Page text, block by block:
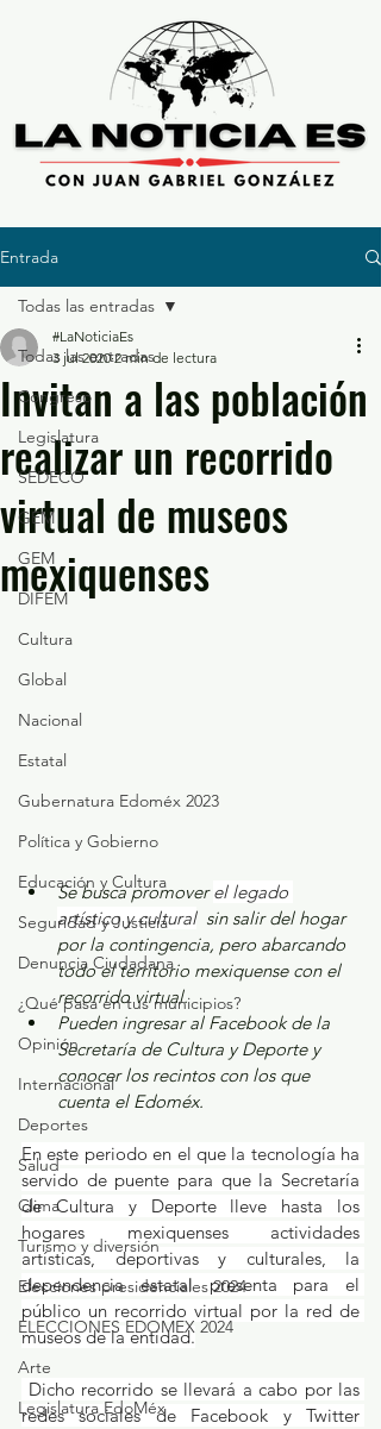
Entrada
Todas las entradas
Congreso
Legislatura
SEDECO
GEM
GEM
DIFEM
Cultura
Global
Nacional
Estatal
Gubernatura Edoméx 2023
Política y Gobierno
Educación y Cultura
Seguridad y Justicia
Denuncia Ciudadana
¿Qué pasa en tus municipios?
Opinión
Internacional
Deportes
Salud
Clima
Turismo y diversión
Elecciones presidenciales 2024
ELECCIONES EDOMEX 2024
Arte
Legislatura EdoMéx
Todas las entradas
Invitan a las población
realizar un recorrido
virtual de museos
mexiquenses
#LaNoticiaEs
3 jul 2020 2 min de lectura
Se busca promover el legado
artístico y cultural
  sin salir del hogar
por la contingencia, pero abarcando
todo el territorio mexiquense con el
recorrido virtual.
Pueden ingresar al Facebook de la
Secretaría de Cultura y Deporte y
conocer los recintos con los que
cuenta el Edoméx.
En este periodo en el que la tecnología ha
servido de puente para que la Secretaría
de Cultura y Deporte lleve hasta los
hogares mexiquenses actividades
artísticas, deportivas y culturales, la
dependencia estatal presenta para el
público un recorrido virtual por la red de
museos de la entidad.
redes sociales de Facebook y Twitter